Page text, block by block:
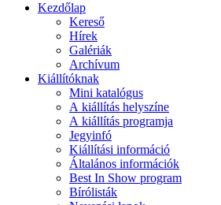
Kezdőlap
Kereső
Hírek
Galériák
Archívum
Kiállítóknak
Mini katalógus
A kiállítás helyszíne
A kiállítás programja
Jegyinfó
Kiállítási információ
Általános információk
Best In Show program
Bírólisták